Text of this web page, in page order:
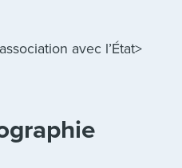
avec l’État>